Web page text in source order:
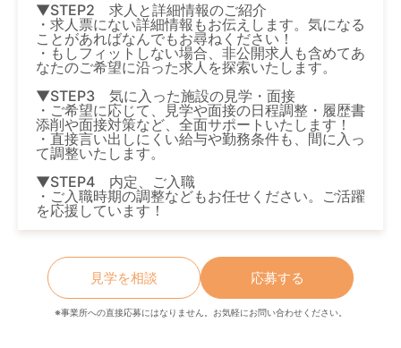
▼STEP2 求人と詳細情報のご紹介
・求人票にない詳細情報もお伝えします。気になる
ことがあればなんでもお尋ねください！
・もしフィットしない場合、非公開求人も含めてあ
なたのご希望に沿った求人を探索いたします。
▼STEP3 気に入った施設の見学・面接
・ご希望に応じて、見学や面接の日程調整・履歴書
添削や面接対策など、全面サポートいたします！
・直接言い出しにくい給与や勤務条件も、間に入っ
て調整いたします。
▼STEP4 内定、ご入職
・ご入職時期の調整などもお任せください。ご活躍
を応援しています！
見学を相談 応募する
※事業所への直接応募にはなりません。お気軽にお問い合わせください。